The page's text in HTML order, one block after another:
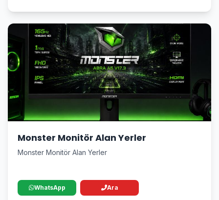
Monster Monitör Alan Yerler
Monster Monitör Alan Yerler
WhatsApp Ara